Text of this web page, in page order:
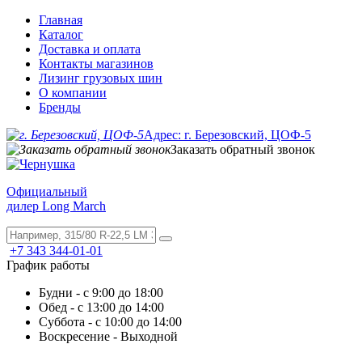
Главная
Каталог
Доставка и оплата
Контакты магазинов
Лизинг грузовых шин
О компании
Бренды
Адрес: г. Березовский, ЦОФ-5
Заказать обратный звонок
Официальный
дилер Long March
+7 343 344-01-01
График работы
Будни - с 9:00 до 18:00
Обед - с 13:00 до 14:00
Суббота - с 10:00 до 14:00
Воскресение - Выходной